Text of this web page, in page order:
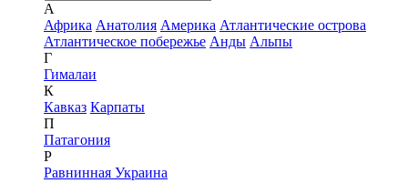
А
Африка Анатолия Америка Атлантические острова
Атлантическое побережье Анды Альпы
Г
Гималаи
К
Кавказ Карпаты
П
Патагония
Р
Равнинная Украина